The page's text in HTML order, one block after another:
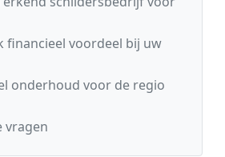
financieel voordeel bij uw
onderhoud voor de regio
vragen